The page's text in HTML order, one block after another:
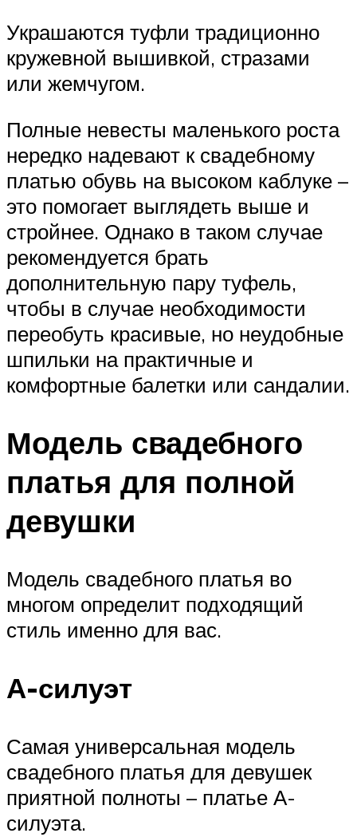
Украшаются туфли традиционно
кружевной вышивкой, стразами
или жемчугом.
Полные невесты маленького роста
нередко надевают к свадебному
платью обувь на высоком каблуке –
это помогает выглядеть выше и
стройнее. Однако в таком случае
рекомендуется брать
дополнительную пару туфель,
чтобы в случае необходимости
переобуть красивые, но неудобные
шпильки на практичные и
комфортные балетки или сандалии.
Модель свадебного
платья для полной
девушки
Модель свадебного платья во
многом определит подходящий
стиль именно для вас.
А-силуэт
Самая универсальная модель
свадебного платья для девушек
приятной полноты – платье А-
силуэта.